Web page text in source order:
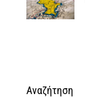
Αναζήτηση